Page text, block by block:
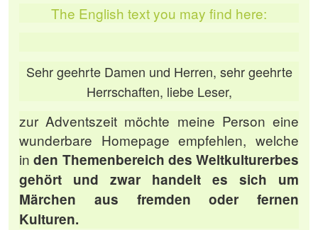
The English text you may find here:
Sehr geehrte Damen und Herren, sehr geehrte
Herrschaften, liebe Leser,
zur Adventszeit möchte meine Person eine
wunderbare Homepage empfehlen, welche
inden Themenbereich des Weltkulturerbes
gehört und zwar handelt es sich um
Märchen aus fremden oder fernen
Kulturen.